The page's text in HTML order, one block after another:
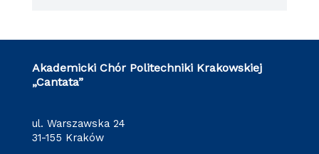
Akademicki Chór Politechniki Krakowskiej
„Cantata”
ul. Warszawska 24
31-155 Kraków